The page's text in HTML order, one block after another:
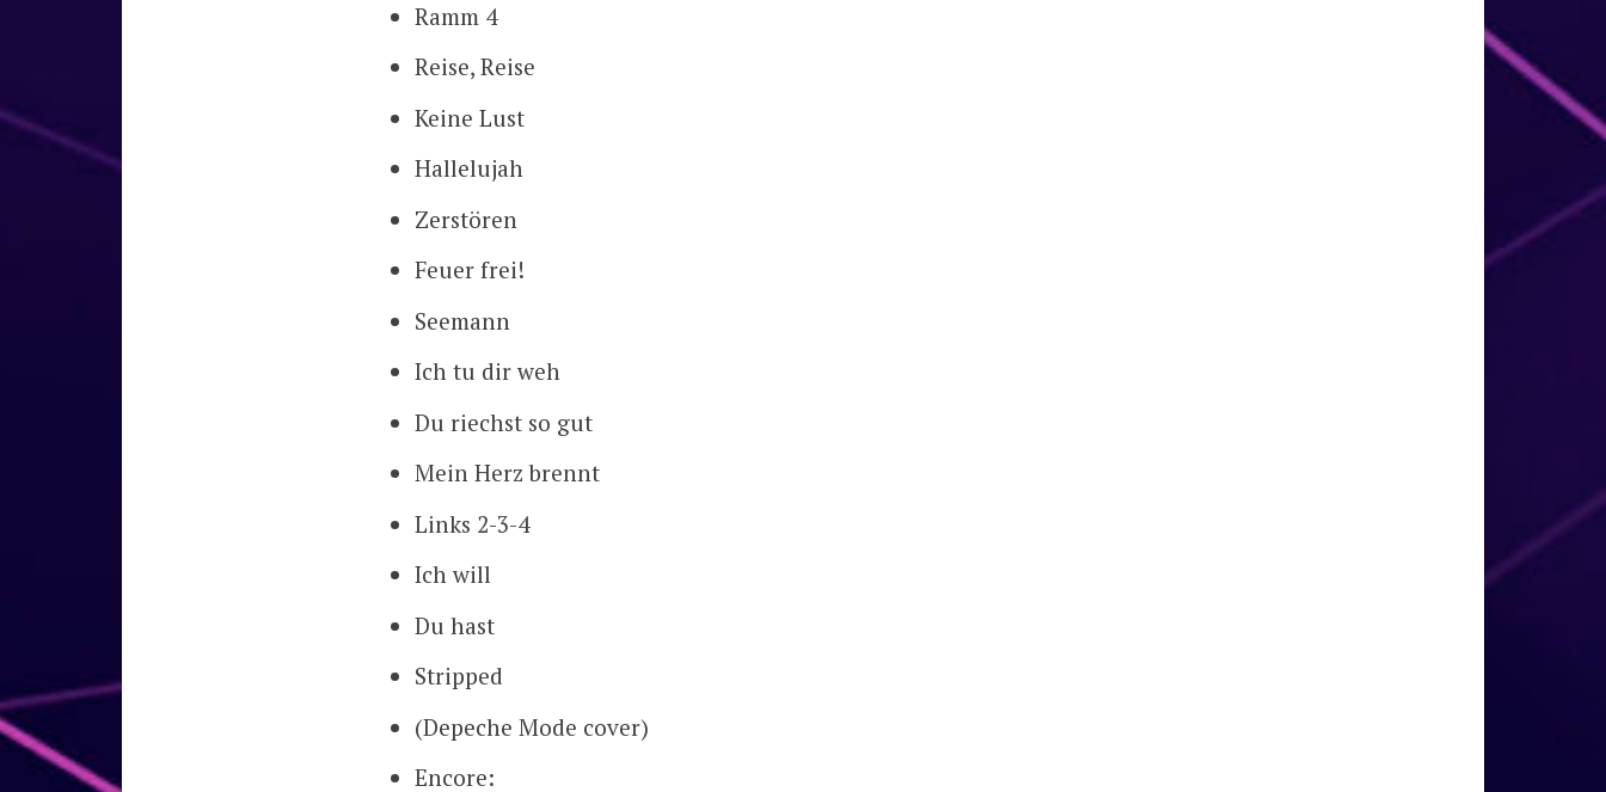
Ramm 4
Reise, Reise
Keine Lust
Hallelujah
Zerstören
Feuer frei!
Seemann
Ich tu dir weh
Du riechst so gut
Mein Herz brennt
Links 2-3-4
Ich will
Du hast
Stripped
(Depeche Mode cover)
Encore: